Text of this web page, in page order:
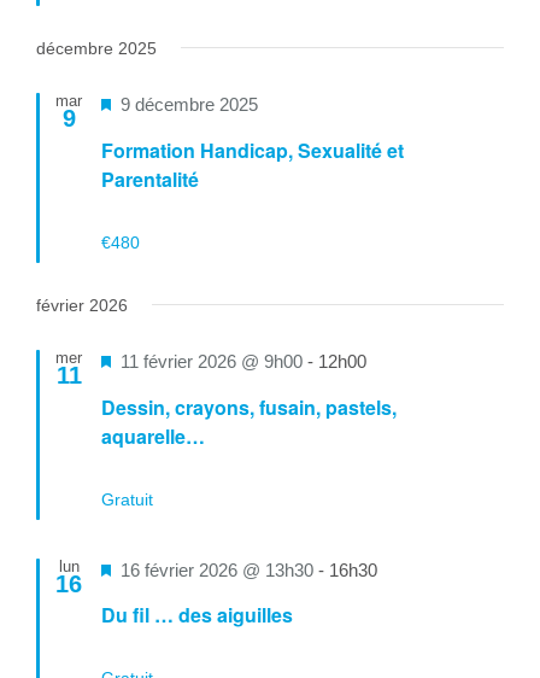
décembre 2025
mar
9
Formation Handicap, Sexualité et
Parentalité
Mis
avant
9 décembre 2025
€480
février 2026
mer
11
Dessin, crayons, fusain, pastels,
aquarelle…
Mis
11 février 2026 @ 9h00 - 12h00
Gratuit
lun
16
Du fil … des aiguilles
Mis
16 février 2026 @ 13h30 - 16h30